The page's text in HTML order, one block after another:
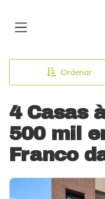
Ordenar
4 Casas
500 mil
Franco